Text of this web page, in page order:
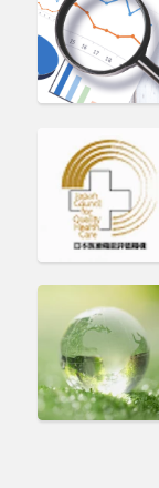
形成外科
精神・神
緩和ケア科
麻酔科（ペ
放射線診
放射線治